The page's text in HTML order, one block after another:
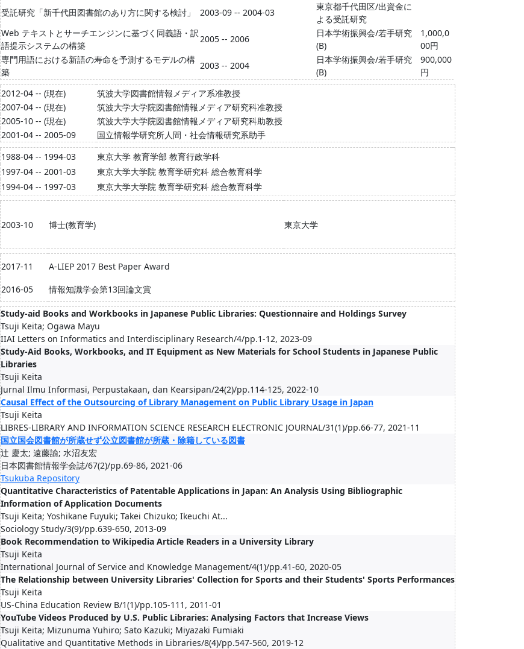
受託研究「新千代田図書館のあり方に関する検討」
2003-09 -- 2004-03
東京都千代田区/出資金に
よる受託研究
Web テキストとサーチエンジンに基づく同義語・訳
語提示システムの構築
2005 -- 2006
日本学術振興会/若手研究
(B)
1,000,0
00円
専門用語における新語の寿命を予測するモデルの構
築
2003 -- 2004
日本学術振興会/若手研究
(B)
900,000
円
2012-04 -- (現在)
筑波大学図書館情報メディア系准教授
2007-04 -- (現在)
筑波大学大学院図書館情報メディア研究科准教授
2005-10 -- (現在)
筑波大学大学院図書館情報メディア研究科助教授
2001-04 -- 2005-09
国立情報学研究所人間・社会情報研究系助手
1988-04 -- 1994-03
東京大学 教育学部 教育行政学科
1997-04 -- 2001-03
東京大学大学院 教育学研究科 総合教育科学
1994-04 -- 1997-03
東京大学大学院 教育学研究科 総合教育科学
2003-10
博士(教育学) 東京大学
2017-11
A-LIEP 2017 Best Paper Award
2016-05
情報知識学会第13回論文賞
Study-aid Books and Workbooks in Japanese Public Libraries: Questionnaire and Holdings Survey
Tsuji Keita; Ogawa Mayu
IIAI Letters on Informatics and Interdisciplinary Research/4/pp.1-12, 2023-09
Study-Aid Books, Workbooks, and IT Equipment as New Materials for School Students in Japanese Public
Libraries
Tsuji Keita
Jurnal Ilmu Informasi, Perpustakaan, dan Kearsipan/24(2)/pp.114-125, 2022-10
Causal Effect of the Outsourcing of Library Management on Public Library Usage in Japan
Tsuji Keita
LIBRES-LIBRARY AND INFORMATION SCIENCE RESEARCH ELECTRONIC JOURNAL/31(1)/pp.66-77, 2021-11
国立国会図書館が所蔵せず公立図書館が所蔵・除籍している図書
辻 慶太; 遠藤諭; 水沼友宏
日本図書館情報学会誌/67(2)/pp.69-86, 2021-06
Tsukuba Repository
Quantitative Characteristics of Patentable Applications in Japan: An Analysis Using Bibliographic
Information of Application Documents
Tsuji Keita; Yoshikane Fuyuki; Takei Chizuko; Ikeuchi At...
Sociology Study/3(9)/pp.639-650, 2013-09
Book Recommendation to Wikipedia Article Readers in a University Library
Tsuji Keita
International Journal of Service and Knowledge Management/4(1)/pp.41-60, 2020-05
The Relationship between University Libraries' Collection for Sports and their Students' Sports Performances
Tsuji Keita
US-China Education Review B/1(1)/pp.105-111, 2011-01
YouTube Videos Produced by U.S. Public Libraries: Analysing Factors that Increase Views
Tsuji Keita; Mizunuma Yuhiro; Sato Kazuki; Miyazaki Fumiaki
Qualitative and Quantitative Methods in Libraries/8(4)/pp.547-560, 2019-12